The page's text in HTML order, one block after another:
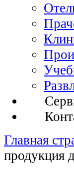
Главная
продукция